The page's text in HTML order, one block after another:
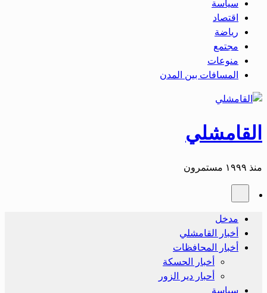
سياسة
اقتصاد
رياضة
مجتمع
منوعات
المسافات بين المدن
القامشلي
منذ ١٩٩٩ مستمرون
مدخل
أخبار القامشلي
أخبار المحافظات
أخبار الحسكة
أحبار دير الزور
سياسة